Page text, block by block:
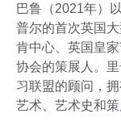
巴鲁（2021年）
普尔的首次英国
肯中心、英国皇
协会的策展人。
习联盟的顾问，
艺术、艺术史和策